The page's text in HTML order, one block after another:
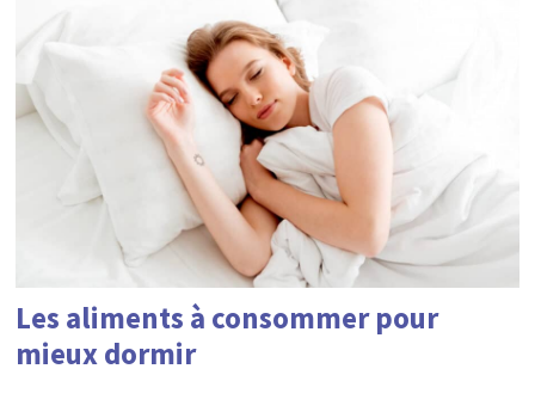
Les aliments à consommer pour
mieux dormir